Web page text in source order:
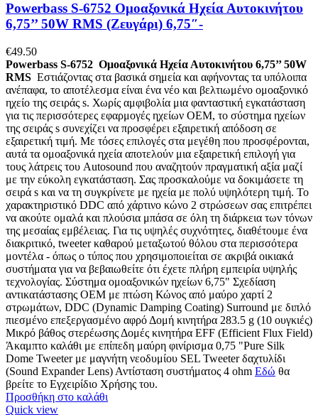
Powerbass S-6752 Ομοαξονικά Ηχεία Αυτοκινήτου
6,75’’ 50W RMS (Ζευγάρι) 6,75″-
€49.50
Powerbass S-6752 Ομοαξονικά Ηχεία Αυτοκινήτου 6,75’’ 50W
RMS Εστιάζοντας στα βασικά σημεία και αφήνοντας τα υπόλοιπα
ανέπαφα, το αποτέλεσμα είναι ένα νέο και βελτιωμένο ομοαξονικό
ηχείο της σειράς s. Χωρίς αμφιβολία μια φανταστική εγκατάσταση
για τις περισσότερες εφαρμογές ηχείων ΟΕΜ, το σύστημα ηχείων
της σειράς s συνεχίζει να προσφέρει εξαιρετική απόδοση σε
εξαιρετική τιμή. Με τόσες επιλογές στα μεγέθη που προσφέρονται,
αυτά τα ομοαξονικά ηχεία αποτελούν μια εξαιρετική επιλογή για
τους λάτρεις του Autosound που αναζητούν πραγματική αξία μαζί
με την εύκολη εγκατάσταση. Σας προσκαλούμε να δοκιμάσετε τη
σειρά s και να τη συγκρίνετε με ηχεία με πολύ υψηλότερη τιμή. Το
χαρακτηριστικό DDC από χάρτινο κώνο 2 στρώσεων σας επιτρέπει
να ακούτε ομαλά και πλούσια μπάσα σε όλη τη διάρκεια των τόνων
της μεσαίας εμβέλειας. Για τις υψηλές συχνότητες, διαθέτουμε ένα
διακριτικό, tweeter καθαρού μεταξωτού θόλου στα περισσότερα
μοντέλα - όπως ο τύπος που χρησιμοποιείται σε ακριβά οικιακά
συστήματα για να βεβαιωθείτε ότι έχετε πλήρη εμπειρία υψηλής
τεχνολογίας. Σύστημα ομοαξονικών ηχείων 6,75" Σχεδίαση
αντικατάστασης OEM με πτώση Κώνος από μαύρο χαρτί 2
στρωμάτων, DDC (Dynamic Damping Coating) Surround με διπλό
πιεσμένο επεξεργασμένο αφρό Δομή κινητήρα 283.5 g (10 ουγκιές)
Μικρό βάθος στερέωσης Δομές κινητήρα EFF (Efficient Flux Field)
Άκαμπτο καλάθι με επίπεδη μαύρη φινίρισμα 0,75 "Pure Silk
Dome Tweeter με μαγνήτη νεοδυμίου SEL Tweeter δαχτυλίδι
(Sound Expander Lens) Αντίσταση συστήματος 4 ohm Εδώ θα
βρείτε το Εγχειρίδιο Χρήσης του.
Προσθήκη στο καλάθι
Quick view